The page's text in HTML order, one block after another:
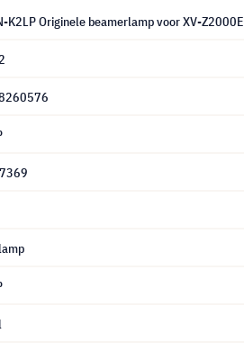
K2LP Originele beamerlamp voor XV-Z2000E